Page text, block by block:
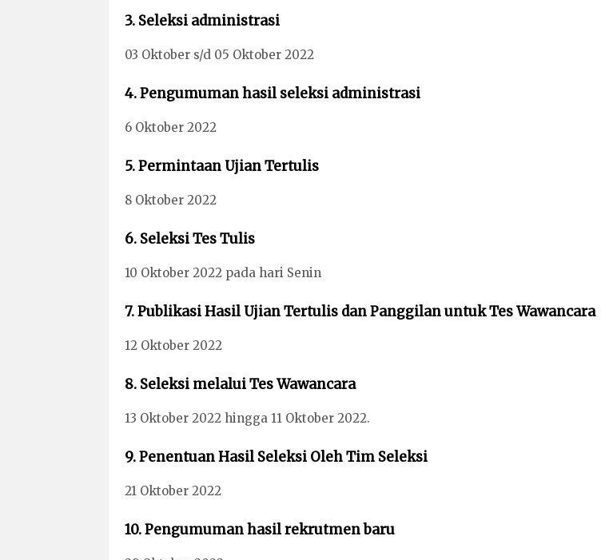
3. Seleksi administrasi
03 Oktober s/d 05 Oktober 2022
4. Pengumuman hasil seleksi administrasi
6 Oktober 2022
5. Permintaan Ujian Tertulis
8 Oktober 2022
6. Seleksi Tes Tulis
10 Oktober 2022 pada hari Senin
7. Publikasi Hasil Ujian Tertulis dan Panggilan untuk Tes Wawancara
12 Oktober 2022
8. Seleksi melalui Tes Wawancara
13 Oktober 2022 hingga 11 Oktober 2022.
9. Penentuan Hasil Seleksi Oleh Tim Seleksi
21 Oktober 2022
10. Pengumuman hasil rekrutmen baru